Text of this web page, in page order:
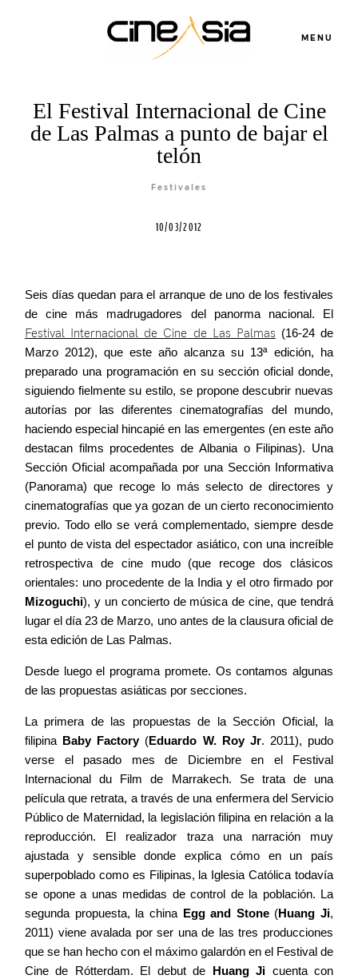
MENU
El Festival Internacional de Cine
de Las Palmas a punto de bajar el
telón
Festivales
10/03/2012
Seis días quedan para el arranque de uno de los festivales
de cine más madrugadores del panorma nacional. El
Festival Internacional de Cine de Las Palmas (16-24 de
Marzo 2012), que este año alcanza su 13ª edición, ha
preparado una programación en su sección oficial donde,
siguiendo fielmente su estilo, se propone descubrir nuevas
autorías por las diferentes cinematografías del mundo,
haciendo especial hincapié en las emergentes (en este año
destacan films procedentes de Albania o Filipinas). Una
Sección Oficial acompañada por una Sección Informativa
(Panorama) que recoge lo más selecto de directores y
cinematografías que ya gozan de un cierto reconocimiento
previo. Todo ello se verá complementado, siempre desde
el punto de vista del espectador asiático, con una increíble
retrospectiva de cine mudo (que recoge dos clásicos
orientales: uno procedente de la India y el otro firmado por
Mizoguchi), y un concierto de música de cine, que tendrá
lugar el día 23 de Marzo, uno antes de la clausura oficial de
esta edición de Las Palmas.
Desde luego el programa promete. Os contamos algunas
de las propuestas asiáticas por secciones.
La primera de las propuestas de la Sección Oficial, la
filipina Baby Factory (Eduardo W. Roy Jr. 2011), pudo
verse el pasado mes de Diciembre en el Festival
Internacional du Film de Marrakech. Se trata de una
película que retrata, a través de una enfermera del Servicio
Público de Maternidad, la legislación filipina en relación a la
reproducción. El realizador traza una narración muy
ajustada y sensible donde explica cómo en un país
superpoblado como es Filipinas, la Iglesia Católica todavía
se opone a unas medidas de control de la población. La
segunda propuesta, la china Egg and Stone (Huang Ji,
2011) viene avalada por ser una de las tres producciones
que se han hecho con el máximo galardón en el Festival de
Cine de Rótterdam. El debut de Huang Ji cuenta con
Equipo
Blog
Agenda
©2026 COPYRIGHT FLOTHEMES